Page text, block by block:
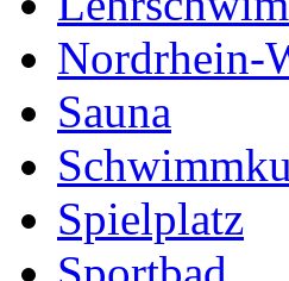
Nordrhein-
Sauna
Spielplatz